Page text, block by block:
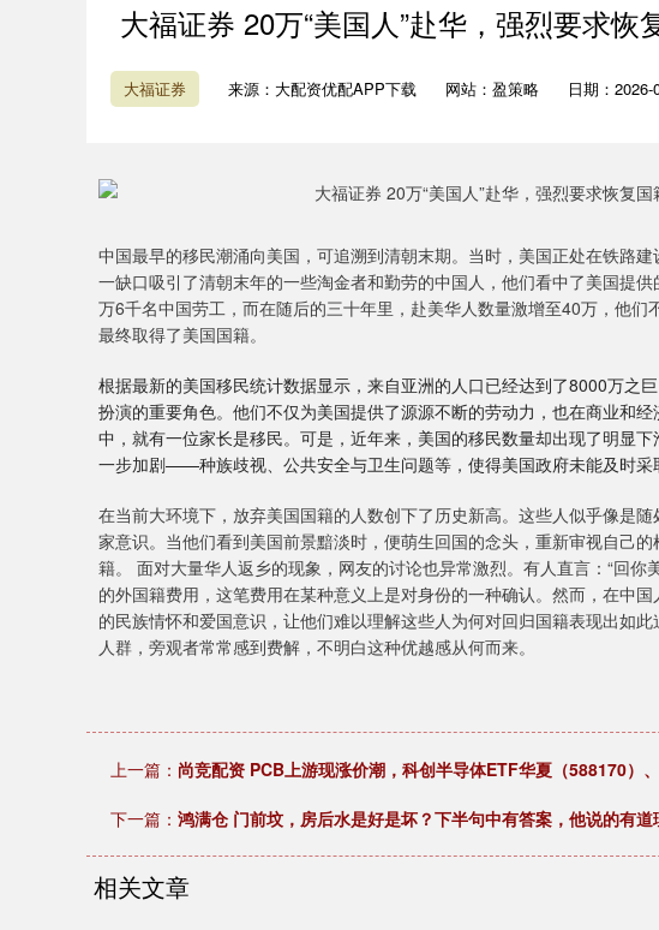
大福证券 20万“美国人”赴华，强烈要求恢
大福证券 来源：大配资优配APP下载 网站：盈策略 日期：2026-
中国最早的移民潮涌向美国，可追溯到清朝末期。当时，美国正处在铁路
一缺口吸引了清朝末年的一些淘金者和勤劳的中国人，他们看中了美国提
万6千名中国劳工，而在随后的三十年里，赴美华人数量激增至40万，他
最终取得了美国国籍。
根据最新的美国移民统计数据显示，来自亚洲的人口已经达到了8000万之
扮演的重要角色。他们不仅为美国提供了源源不断的劳动力，也在商业和
中，就有一位家长是移民。可是，近年来，美国的移民数量却出现了明显
一步加剧——种族歧视、公共安全与卫生问题等，使得美国政府未能及时采
在当前大环境下，放弃美国国籍的人数创下了历史新高。这些人似乎像是
家意识。当他们看到美国前景黯淡时，便萌生回国的念头，重新审视自己
籍。 面对大量华人返乡的现象，网友的讨论也异常激烈。有人直言：“回
的外国籍费用，这笔费用在某种意义上是对身份的一种确认。然而，在中
的民族情怀和爱国意识，让他们难以理解这些人为何对回归国籍表现出如
人群，旁观者常常感到费解，不明白这种优越感从何而来。
上一篇： 尚竞配资 PCB上游现涨价潮，科创半导体ETF华夏（588170）
下一篇： 鸿满仓 门前坟，房后水是好是坏？下半句中有答案，他说的有道
相关文章
1.02% 深证成指 14311.01 200.89 1.42%